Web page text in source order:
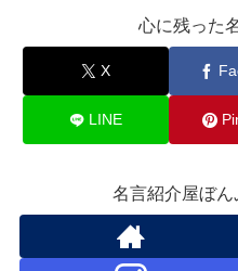
心に残った
X
LINE
名言紹介屋ぼ